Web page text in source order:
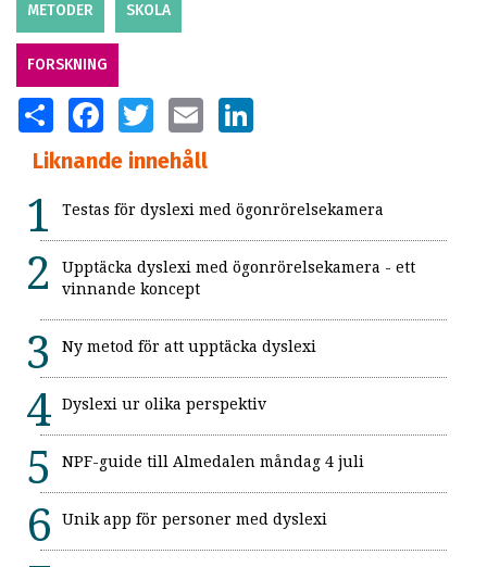
METODER SKOLA
FORSKNING
SHARE FACEBOOKTWITTER EMAIL
Liknande innehåll
Testas för dyslexi med ögonrörelsekamera
Upptäcka dyslexi med ögonrörelsekamera - ett
vinnande koncept
Ny metod för att upptäcka dyslexi
Dyslexi ur olika perspektiv
NPF-guide till Almedalen måndag 4 juli
Unik app för personer med dyslexi